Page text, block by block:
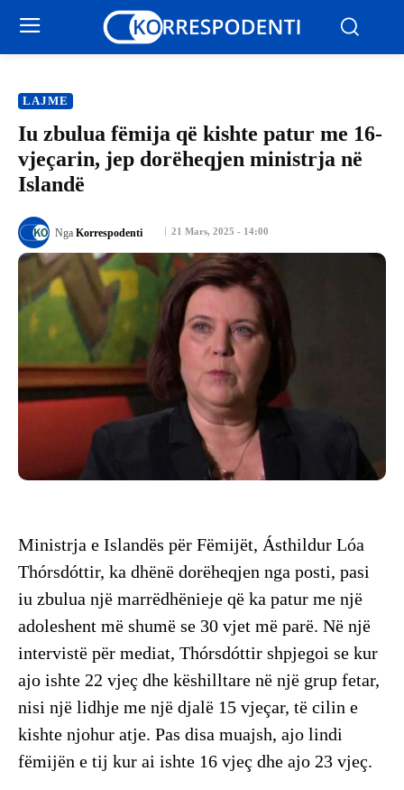
LAJME
Iu zbulua fëmija që kishte patur me 16-
vjeçarin, jep dorëheqjen ministrja në
Islandë
21 Mars, 2025 - 14:00
Nga Korrespodenti
Ministrja e Islandës për Fëmijët, Ásthildur Lóa
Thórsdóttir, ka dhënë dorëheqjen nga posti, pasi
iu zbulua një marrëdhënieje që ka patur me një
adoleshent më shumë se 30 vjet më parë. Në një
intervistë për mediat, Thórsdóttir shpjegoi se kur
ajo ishte 22 vjeç dhe këshilltare në një grup fetar,
nisi një lidhje me një djalë 15 vjeçar, të cilin e
kishte njohur atje. Pas disa muajsh, ajo lindi
fëmijën e tij kur ai ishte 16 vjeç dhe ajo 23 vjeç.